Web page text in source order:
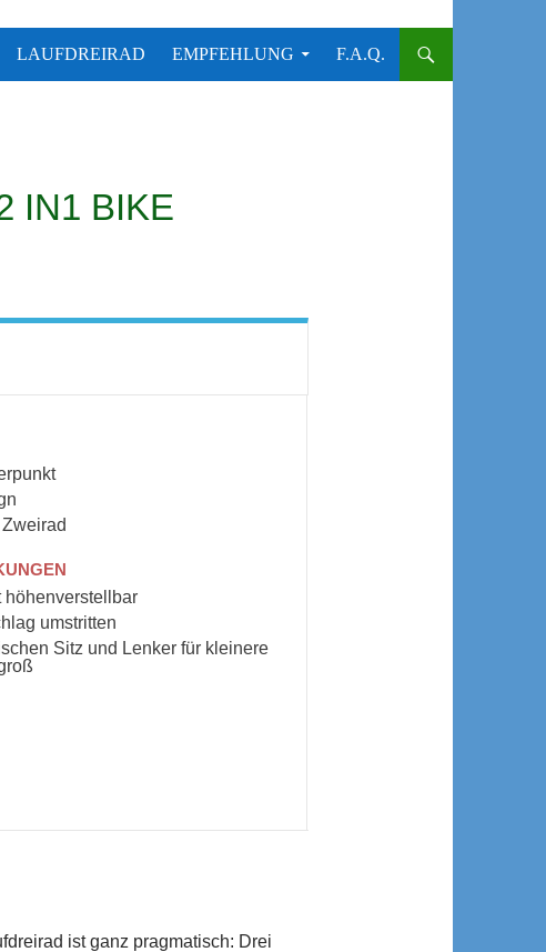
LAUFDREIRAD EMPFEHLUNG F.A.Q.
IN1 BIKE
höhenverstellbar
umstritten
Sitz und Lenker für kleinere
ist ganz pragmatisch: Drei